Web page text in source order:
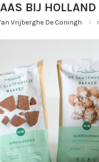
BIJ
Vrijberghe De Coningh